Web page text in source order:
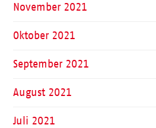
November 2021
Oktober 2021
September 2021
August 2021
Juli 2021